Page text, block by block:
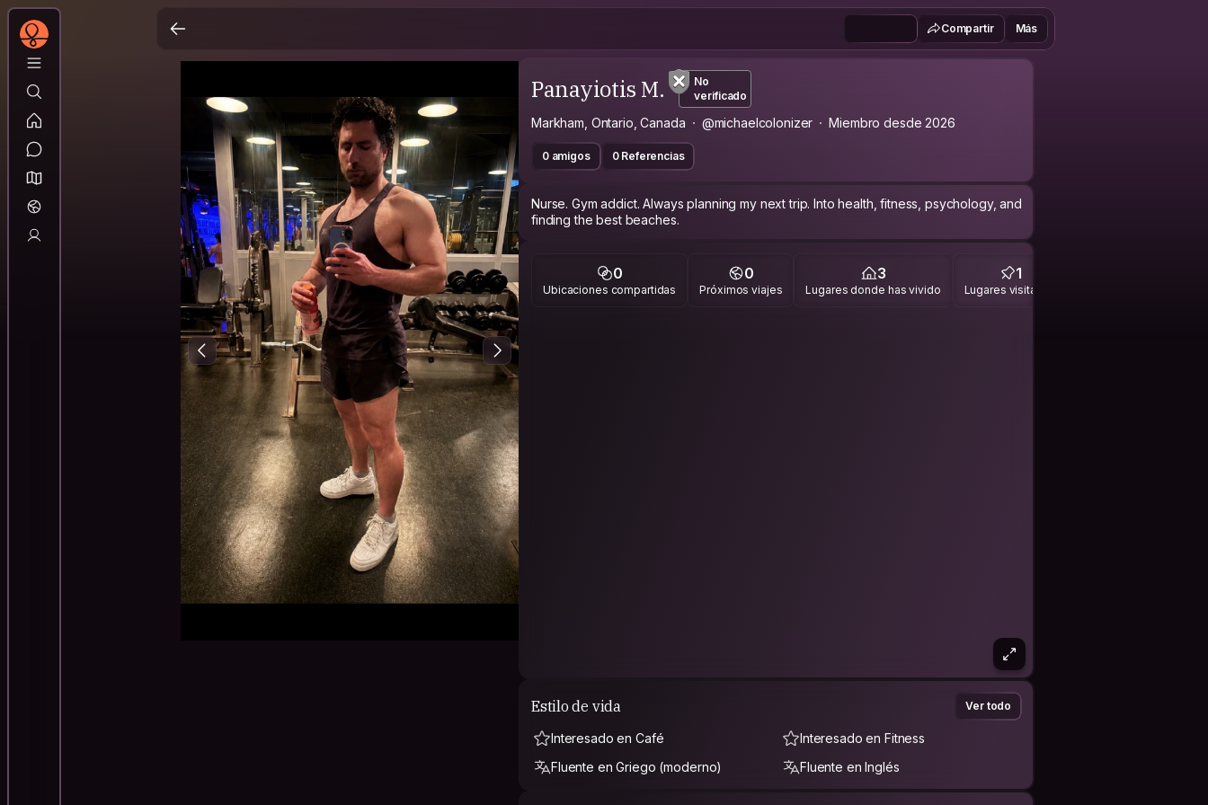
Compartir Más
Panayiotis M.
No
verificado
Markham, Ontario, Canada @michaelcolonizer Miembro desde 2026
0 amigos 0 Referencias
Nurse. Gym addict. Always planning my next trip. Into health, fitness, psychology, and
finding the best beaches.
0
Ubicaciones compartidas
0
Próximos viajes
3
Lugares donde has vivido
1
Lugares visitados
Estilo de vida Ver todo
Interesado en Café
Interesado en Fitness
Fluente en Griego (moderno)
Fluente en Inglés